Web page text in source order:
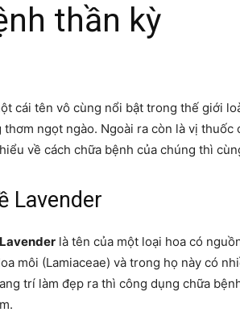
thần kỳ
cái tên vô cùng nổi bật trong thế giới
ngọt ngào. Ngoài ra còn là vị
về cách chữa bệnh của chúng thì
Lavender
Lavender là tên của một loại hoa có
môi (Lamiaceae) và trong họ này có
trí làm đẹp ra thì công dụng chữa